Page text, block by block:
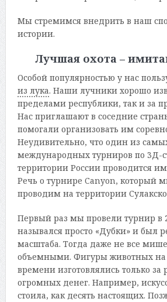
Мы стремимся внедрить в наш
истории.
Лучшая охота –
Особой популярностью у нас
из лука. Наши лучники хорошо
пределами республики, так и за
Нас приглашают в соседние
помогали организовать им
Неудивительно, что один из
международных турниров по 3Д-
территории России проводится
Речь о турнире Canyon, который
проводим на территории
Первый раз мы провели турнир в
назывался просто «Дубки» и был
масштаба. Тогда даже не все
объемными. Фигуры животных на
времени изготовлялись только
огромных денег. Например,
стоила, как десять настоящих.